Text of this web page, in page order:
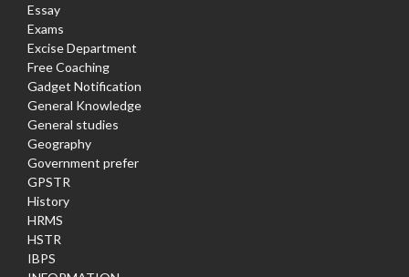
Essay
Exams
Excise Department
Free Coaching
Gadget Notification
General Knowledge
General studies
Geography
Government prefer
GPSTR
History
HRMS
HSTR
IBPS